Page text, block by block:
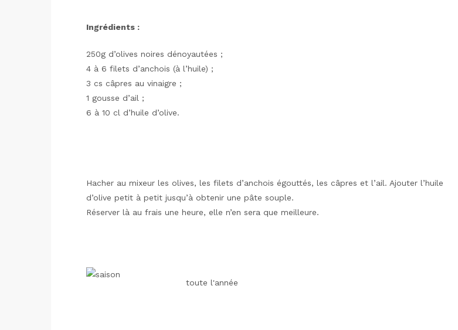
Ingrédients :
250g d’olives noires dénoyautées ;
4 à 6 filets d’anchois (à l’huile) ;
3 cs câpres au vinaigre ;
1 gousse d’ail ;
6 à 10 cl d’huile d’olive.
Hacher au mixeur les olives, les filets d’anchois égouttés, les câpres et l’ail. Ajouter l’huile
d’olive petit à petit jusqu’à obtenir une pâte souple.
Réserver là au frais une heure, elle n’en sera que meilleure.
toute l'année